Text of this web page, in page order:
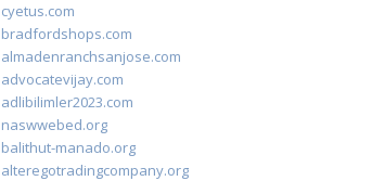
cyetus.com
bradfordshops.com
almadenranchsanjose.com
advocatevijay.com
adlibilimler2023.com
naswwebed.org
balithut-manado.org
alteregotradingcompany.org